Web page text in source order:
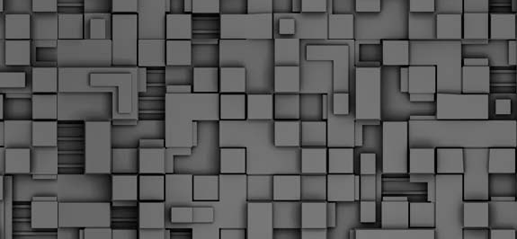
Γνωστοποίηση έκδοσης οριστικών αποτελεσμάτων –
Παροχή οδηγιών.
► Δείτε/κατεβάστε την πολυαναμενόμενη εγκύκλιο του Υπ.
FEB
1
Με διαρροή 2 μέρες πριν την στάση εργασίας
ενημερώνει το ΣτΕ για την απόρριψη της επαναφοράς